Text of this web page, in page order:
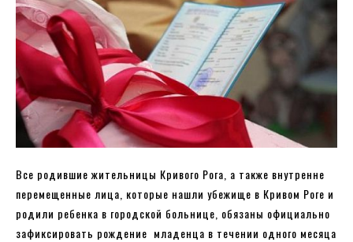
Все родившие жительницы Кривого Рога, а также внутренне
перемещенные лица, которые нашли убежище в Кривом Роге и
родили ребенка в городской больнице, обязаны официально
зафиксировать рождение младенца в течении одного месяца